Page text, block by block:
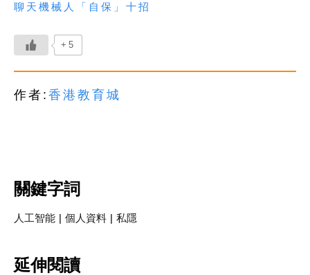
聊天機械人「自保」十招
+5
作者: 香港教育城
關鍵字詞
人工智能 | 個人資料 | 私隱
延伸閱讀